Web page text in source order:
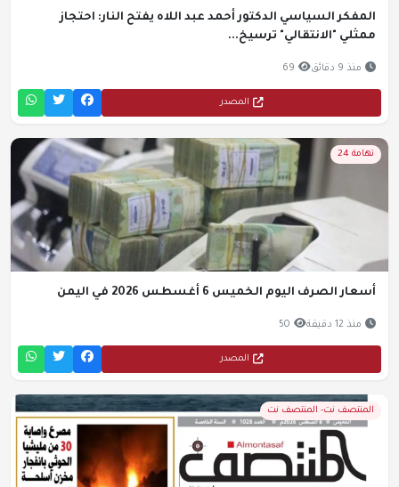
المفكر السياسي الدكتور أحمد عبد اللاه يفتح النار: احتجاز
ممثلي "الانتقالي" ترسيخ...
منذ 9 دقائق 69
المصدر
تهامة 24
أسعار الصرف اليوم الخميس 6 أغسطس 2026 في اليمن
منذ 12 دقيقة 50
المصدر
المنتصف نت- المنتصف نت